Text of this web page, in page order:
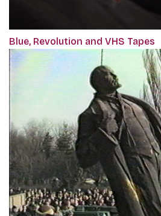
Blue, Revolution and VHS Tapes